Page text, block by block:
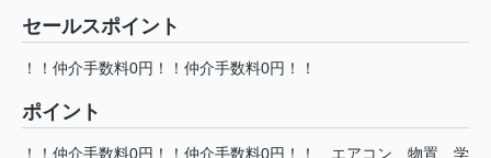
セールスポイント
！！仲介手数料0円！！仲介手数料0円！！
ポイント
！！仲介手数料0円！！仲介手数料0円！！ エアコン 物置
学